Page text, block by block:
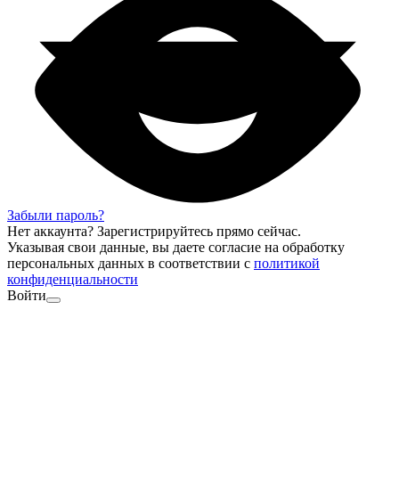
Забыли пароль?
Нет аккаунта? Зарегистрируйтесь прямо сейчас.
Указывая свои данные, вы даете согласие на обработку
персональных данных в соответствии с политикой
конфиденциальности
Войти